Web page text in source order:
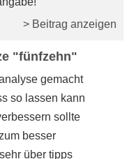
> Beitrag anzeigen
"fünfzehn"
gemacht
so lassen kann
sollte
besser
über tipps